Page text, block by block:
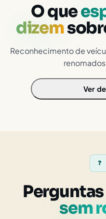
O que
dizem
Reconhecimento de
Ver
❓
sem